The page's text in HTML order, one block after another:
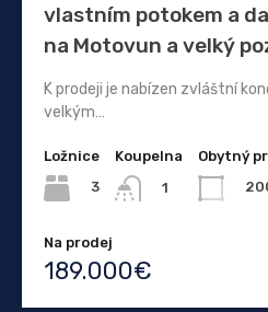
vlastním potokem a
na Motovun a velký
K prodeji je nabízen zvláštní
velkým…
Ložnice
3
Koupelna
1
Obytný
Na prodej
189.000€